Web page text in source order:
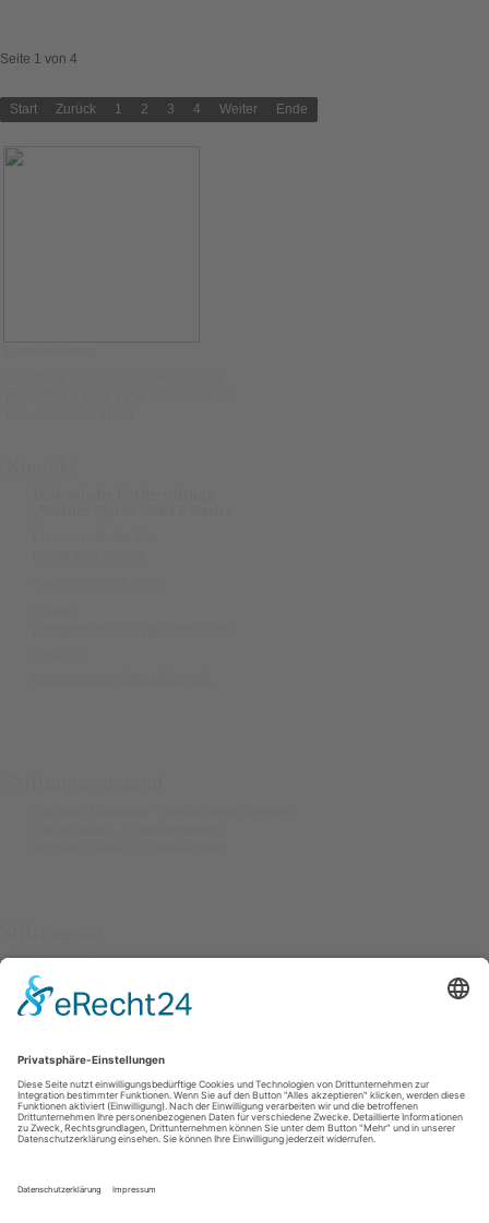
Seite 1 von 4
Start Zurück 1 2 3 4 Weiter Ende
Thomas Röhnert - Vorsitzender
Bürgermeister Oliver Voigt - 1.Stellvertreter
Bettina Klöckner
Friederike Böcher